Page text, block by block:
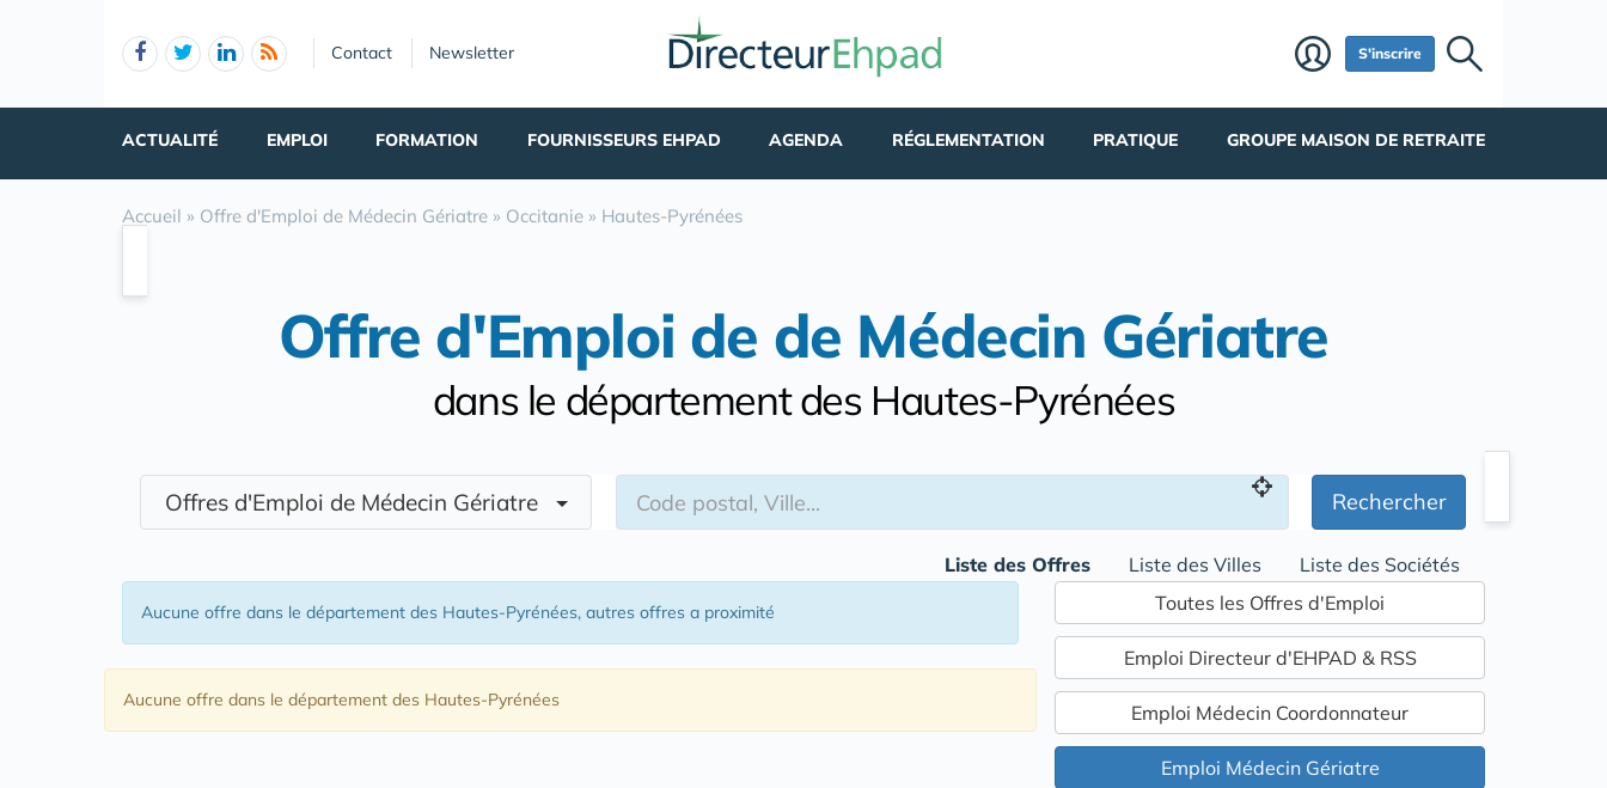
Contact Newsletter S'inscrire
ACTUALITÉ EMPLOI FORMATION FOURNISSEURS EHPAD AGENDA RÉGLEMENTATION PRATIQUE GROUPE MAISON DE RETRAITE
Accueil » Offre d'Emploi de Médecin Gériatre » Occitanie » Hautes-Pyrénées
Offre d'Emploi de de Médecin Gériatre
dans le département des Hautes-Pyrénées
Offres d'Emploi de Médecin Gériatre Rechercher
Liste des Offres Liste des Villes Liste des Sociétés
Aucune offre dans le département des Hautes-Pyrénées, autres offres a proximité
Aucune offre dans le département des Hautes-Pyrénées
Toutes les Offres d'Emploi
Emploi Directeur d'EHPAD & RSS
Emploi Médecin Coordonnateur
Emploi Médecin Gériatre